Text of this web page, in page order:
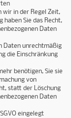
wir in der Regel Zeit,
haben Sie das Recht,
Daten
Daten unrechtmäßig
die Einschränkung
benötigen, Sie sie
von
statt der Löschung
Daten
eingelegt